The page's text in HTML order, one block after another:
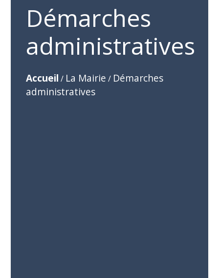
Démarches
administratives
Accueil / La Mairie / Démarches
administratives